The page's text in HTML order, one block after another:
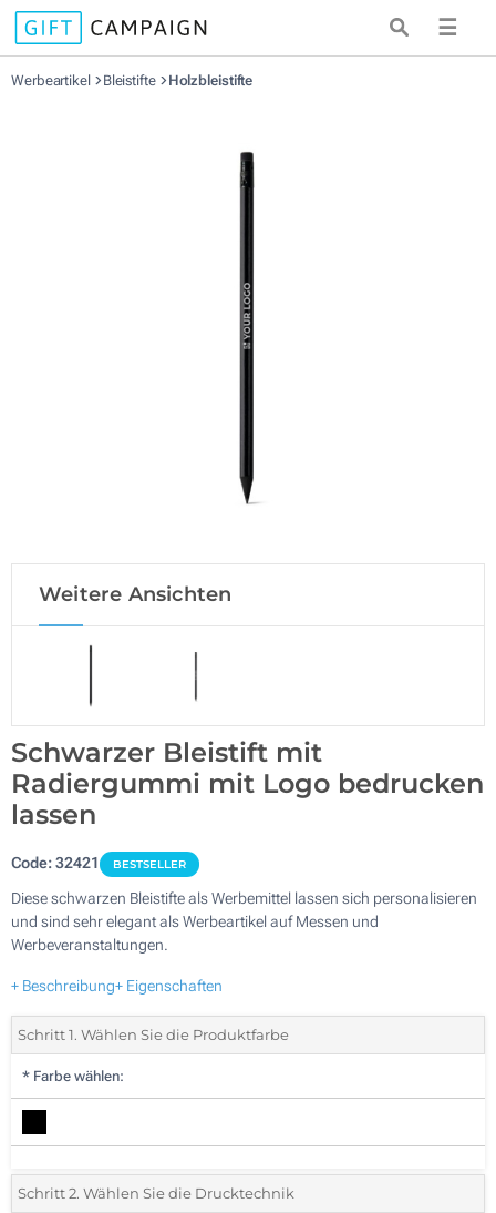
☰
Werbeartikel Bleistifte Holzbleistifte
Weitere Ansichten
Schwarzer Bleistift mit
Radiergummi mit Logo bedrucken
lassen
Code:32421 BESTSELLER
Diese schwarzen Bleistifte als Werbemittel lassen sich personalisieren
und sind sehr elegant als Werbeartikel auf Messen und
Werbeveranstaltungen.
+ Beschreibung+ Eigenschaften
Schritt 1. Wählen Sie die Produktfarbe
* Farbe wählen:
Schritt 2. Wählen Sie die Drucktechnik